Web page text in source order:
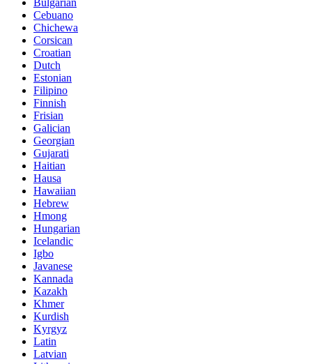
Bulgarian
Cebuano
Chichewa
Corsican
Croatian
Dutch
Estonian
Filipino
Finnish
Frisian
Galician
Georgian
Gujarati
Haitian
Hausa
Hawaiian
Hebrew
Hmong
Hungarian
Icelandic
Igbo
Javanese
Kannada
Kazakh
Khmer
Kurdish
Kyrgyz
Latin
Latvian